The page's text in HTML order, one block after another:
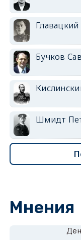
Бучков
Шмидт
Мнения